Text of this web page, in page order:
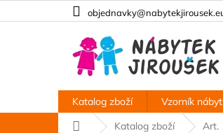
na
Katalog zboží Vzorník
Domů
Katalog zboží Art.